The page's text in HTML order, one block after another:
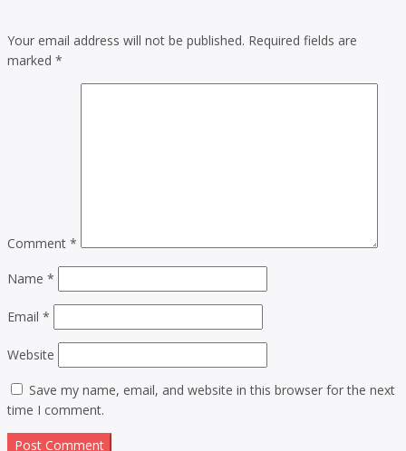
Your email address will not be published. Required fields are
marked *
Comment *
Name *
Email *
Website
Save my name, email, and website in this browser for the next
time I comment.